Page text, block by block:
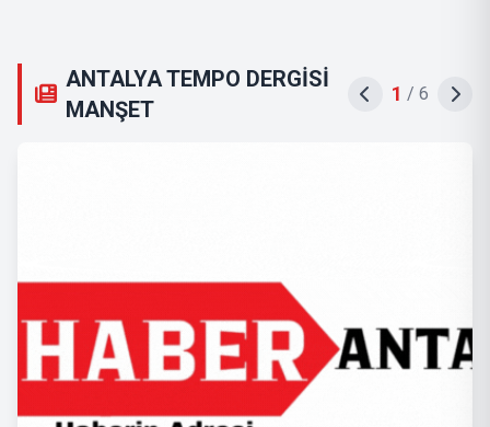
ANTALYA TEMPO DERGİSİ
MANŞET
2 / 6